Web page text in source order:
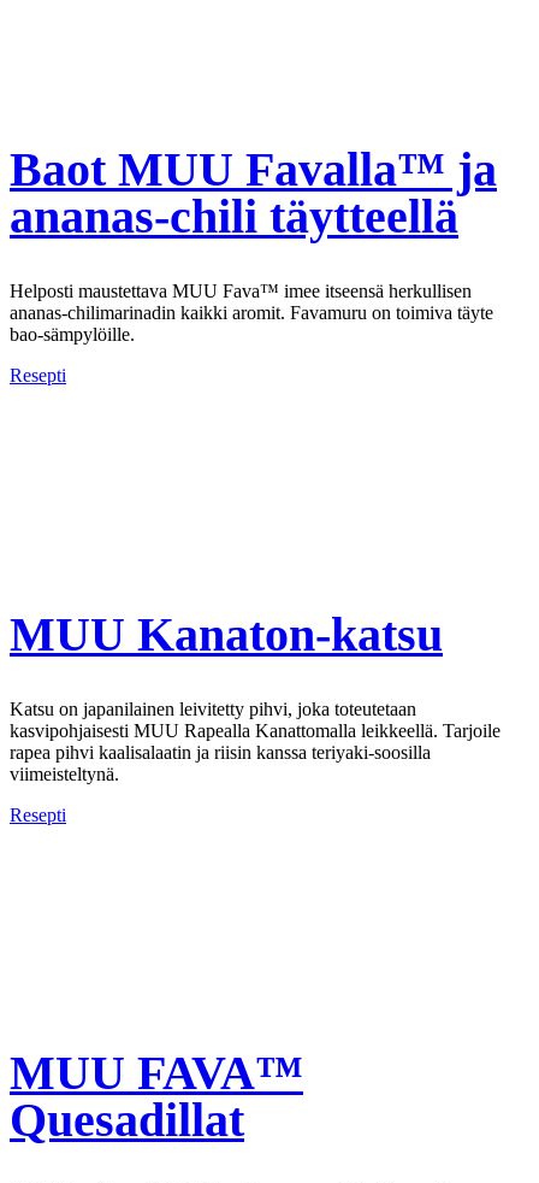
Baot MUU Favalla™ ja
ananas-chili täytteellä
Helposti maustettava MUU Fava™ imee itseensä herkullisen
ananas-chilimarinadin kaikki aromit. Favamuru on toimiva täyte
bao-sämpylöille.
Resepti
MUU Kanaton-katsu
Katsu on japanilainen leivitetty pihvi, joka toteutetaan
kasvipohjaisesti MUU Rapealla Kanattomalla leikkeellä. Tarjoile
rapea pihvi kaalisalaatin ja riisin kanssa teriyaki-soosilla
viimeisteltynä.
Resepti
MUU FAVA™
Quesadillat